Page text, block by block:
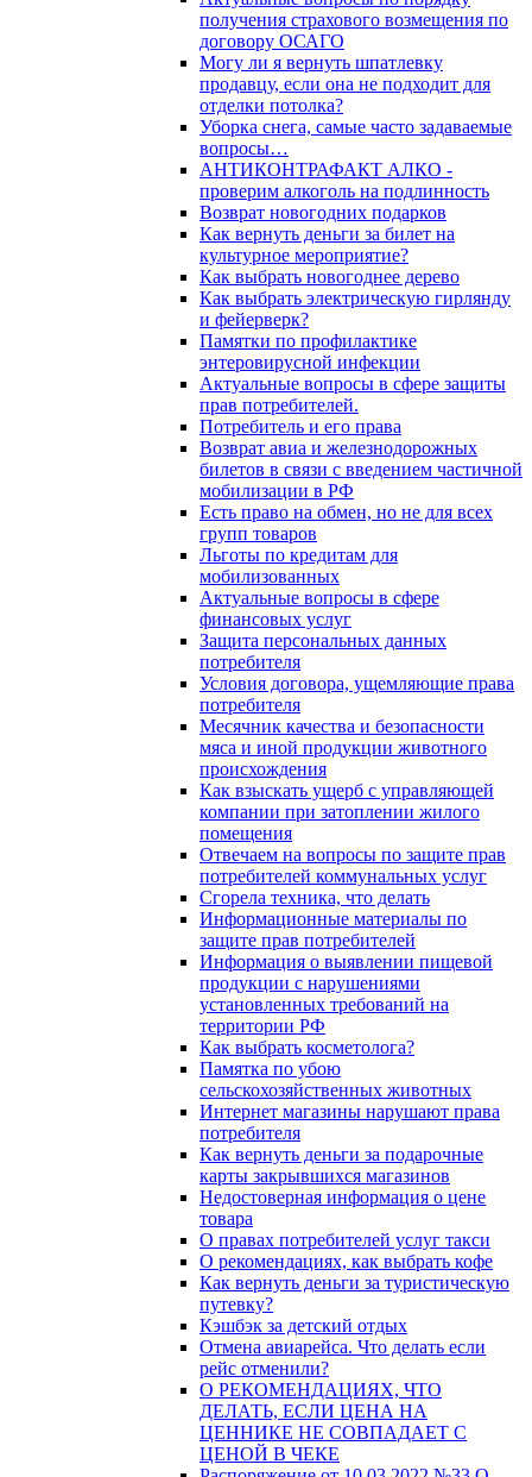
получения страхового возмещения по
договору ОСАГО
Могу ли я вернуть шпатлевку
продавцу, если она не подходит для
отделки потолка?
Уборка снега, самые часто задаваемые
вопросы…
АНТИКОНТРАФАКТ АЛКО -
проверим алкоголь на подлинность
Возврат новогодних подарков
Как вернуть деньги за билет на
культурное мероприятие?
Как выбрать новогоднее дерево
Как выбрать электрическую гирлянду
и фейерверк?
Памятки по профилактике
энтеровирусной инфекции
Актуальные вопросы в сфере защиты
прав потребителей.
Потребитель и его права
Возврат авиа и железнодорожных
билетов в связи с введением частичной
мобилизации в РФ
Есть право на обмен, но не для всех
групп товаров
Льготы по кредитам для
мобилизованных
Актуальные вопросы в сфере
финансовых услуг
Защита персональных данных
потребителя
Условия договора, ущемляющие права
потребителя
Месячник качества и безопасности
мяса и иной продукции животного
происхождения
Как взыскать ущерб с управляющей
компании при затоплении жилого
помещения
Отвечаем на вопросы по защите прав
потребителей коммунальных услуг
Сгорела техника, что делать
Информационные материалы по
защите прав потребителей
Информация о выявлении пищевой
продукции с нарушениями
установленных требований на
территории РФ
Как выбрать косметолога?
Памятка по убою
сельскохозяйственных животных
Интернет магазины нарушают права
потребителя
Как вернуть деньги за подарочные
карты закрывшихся магазинов
Недостоверная информация о цене
товара
О правах потребителей услуг такси
О рекомендациях, как выбрать кофе
Как вернуть деньги за туристическую
путевку?
Кэшбэк за детский отдых
Отмена авиарейса. Что делать если
рейс отменили?
О РЕКОМЕНДАЦИЯХ, ЧТО
ДЕЛАТЬ, ЕСЛИ ЦЕНА НА
ЦЕННИКЕ НЕ СОВПАДАЕТ С
ЦЕНОЙ В ЧЕКЕ